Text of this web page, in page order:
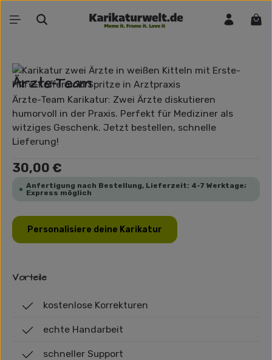
Zum Hauptinhalt springen
Bildergalerie überspringen
Ärzte-Team
Ärzte-Team Karikatur: Zwei Ärzte diskutieren
humorvoll in der Praxis. Perfekt für Mediziner als
witziges Geschenk. Jetzt bestellen, schnelle
Lieferung!
Regulärer Preis:
30,00 €
Anfertigung nach Bestellung, Lieferzeit: 4-7 Werktage;
Express möglich
Personalisiere deine Karikatur
Vorteile
kostenlose Korrekturen
echte Handarbeit
schneller Support